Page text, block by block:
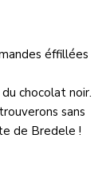
éffillées
chocolat noir.
sans
de Bredele !